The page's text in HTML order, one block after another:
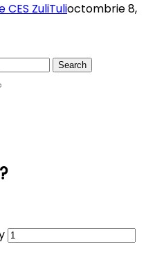
ZuliTulioctombrie 8,
Search